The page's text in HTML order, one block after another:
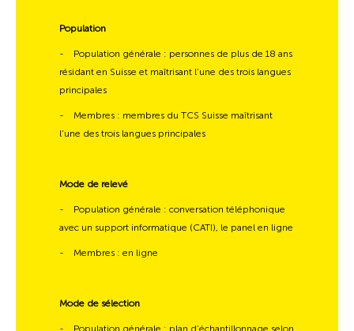
Population
-
Population générale : personnes de plus de 18 ans
résidant en Suisse et maîtrisant l’une des trois langues
principales
-
Membres : membres du TCS Suisse maîtrisant
l’une des trois langues principales
Mode de relevé
-
Population générale : conversation téléphonique
avec un support informatique (CATI), le panel en ligne
- Membres : en ligne
Mode de sélection
- Population générale : plan d’échantillonnage selon